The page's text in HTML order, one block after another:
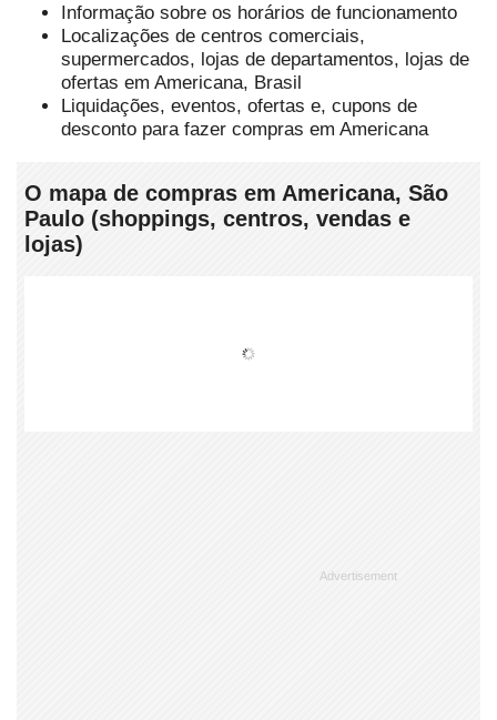
Informação sobre os horários de funcionamento
Localizações de centros comerciais,
supermercados, lojas de departamentos, lojas de
ofertas em Americana, Brasil
Liquidações, eventos, ofertas e, cupons de
desconto para fazer compras em Americana
O mapa de compras em Americana, São
Paulo (shoppings, centros, vendas e
lojas)